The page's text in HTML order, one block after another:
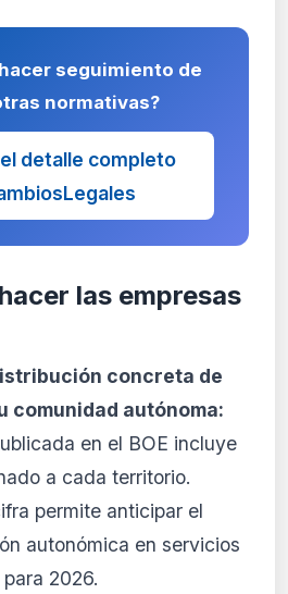
seguimiento de
normativas?
detalle completo
las empresas
concreta de
comunidad autónoma:
en el BOE incluye
a cada territorio.
permite anticipar el
autonómica en servicios
2026.